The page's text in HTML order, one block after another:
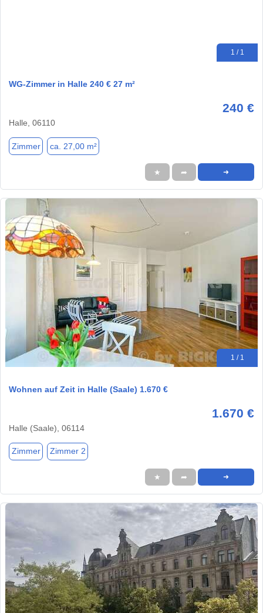
1 / 1
WG-Zimmer in Halle 240 € 27 m²
240 €
Halle, 06110
Zimmer ca. 27,00 m²
★ ➦ ➜
1 / 1
Wohnen auf Zeit in Halle (Saale) 1.670 €
1.670 €
Halle (Saale), 06114
Zimmer Zimmer 2
★ ➦ ➜